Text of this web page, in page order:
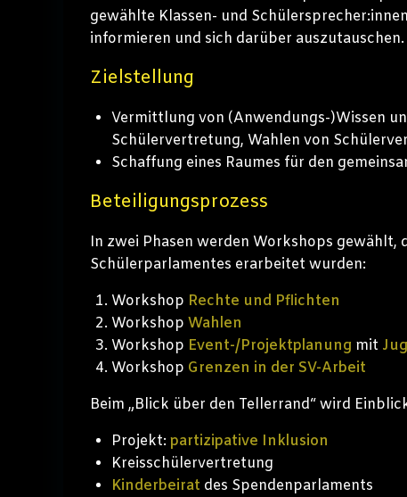
gewählte Klassen- und
informieren und sich darüber auszutauschen.
Zielstellung
Vermittlung von (Anwendungs-)Wissen
Schülervertretung, Wahlen von
Schaffung eines Raumes für den
Beteiligungsprozess
In zwei Phasen werden Workshops
Schülerparlamentes erarbeitet wurden:
Workshop Rechte und Pflichten
Workshop Wahlen
Workshop Event-/Projektplanung mit
Workshop Grenzen in der SV-Arbeit
Beim „Blick über den Tellerrand“ wird
Projekt: partizipative Inklusion
Kreisschülervertretung
Kinderbeirat des Spendenparlaments